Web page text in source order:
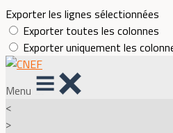
Exporter les lignes sélectionnées
Exporter toutes les colonnes
Exporter uniquement les
Menu
<
>